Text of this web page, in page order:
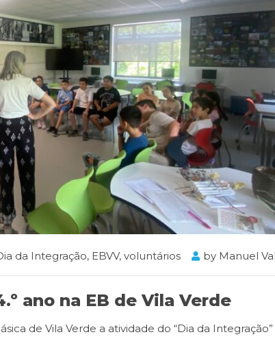
da Integração, EBVV, voluntários by Manuel
ano na EB de Vila Verde
de Vila Verde a atividade do “Dia da